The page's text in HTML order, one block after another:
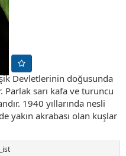
Devletlerinin doğusunda
Parlak sarı kafa ve turuncu
1940 yıllarında nesli
yakın akrabası olan kuşlar